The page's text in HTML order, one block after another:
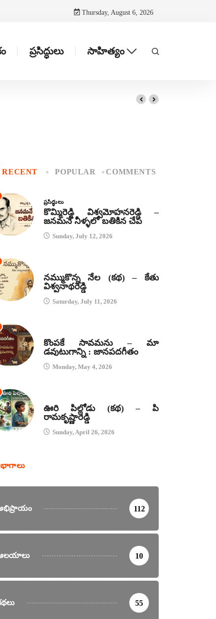
Thursday, August 6, 2026
ప్రసిద్ధులు సాహిత్యం
RECENT POPULAR COMMENTS
ప్రసిద్ధులు
కొమ్మిరెడ్డి విశ్వమోహనరెడ్డి –
జనమనే నీళ్ళలో బతికిన చేప
Sunday, July 12, 2026
నమ్ముకొన్న నేల (కథ) – కేతు
విశ్వనాథరెడ్డి
Saturday, July 11, 2026
కొంపకే సావమను – మా
డవుటుగాన్ని : జానపదగీతం
Monday, May 4, 2026
ఊరి పిల్లోడు (కథ) – పి
రామకృష్ణారెడ్డి
Sunday, April 26, 2026
112
10
55